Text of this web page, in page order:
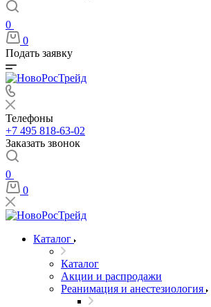
0
0
Подать заявку
Телефоны
+7 495 818-63-02
Заказать звонок
0
0
Каталог
Каталог
Акции и распродажи
Реанимация и анестезиология